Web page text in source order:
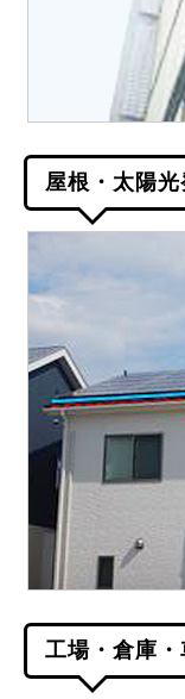
屋根・太陽
工場・倉庫・